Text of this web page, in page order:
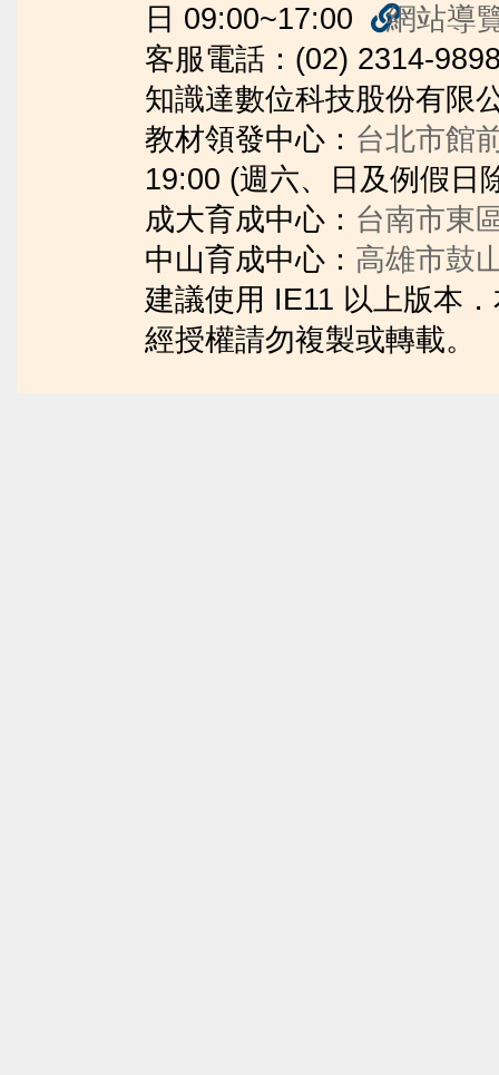
日 09:00~17:00
網站導
客服電話：(02) 2314-
知識達數位科技股份有
教材領發中心： 台北市館
19:00 (週六、日及例假日
成大育成中心： 台南市東
中山育成中心： 高雄市鼓
建議使用 IE11 以上版本
經授權請勿複製或轉載。